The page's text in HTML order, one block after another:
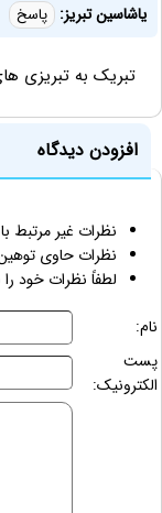
یاشاسین تبریز: پاسخ
تبريک به تبریزی
افزودن دیدگاه
نظرات غیر مرتبط
نظرات حاوی
لطفاً نظرات خود
نام:
پست
الکترونیک: